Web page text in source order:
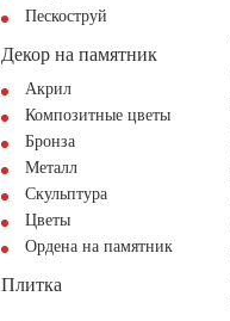
Пескоструй
Декор на памятник
Акрил
Композитные цветы
Бронза
Металл
Скульптура
Цветы
Ордена на памятник
Плитка